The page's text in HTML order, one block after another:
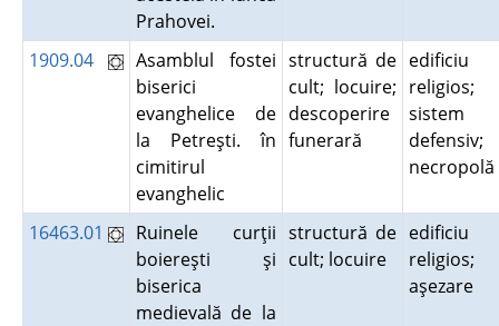
Prahovei.
1909.04
Asamblul fostei
biserici
evanghelice de
la Petreşti. în
cimitirul
evanghelic
structură de
cult; locuire;
descoperire
funerară
edificiu
religios;
sistem
defensiv;
16463.01
Ruinele curţii
boiereşti şi
biserica
medievală de la
structură de
cult; locuire
edificiu
religios;
aşezare